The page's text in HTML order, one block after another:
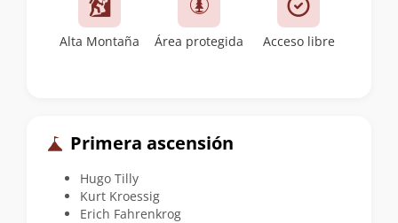
Alta Montaña Área protegida Acceso libre
Primera ascensión
Hugo Tilly
Kurt Kroessig
Erich Fahrenkrog